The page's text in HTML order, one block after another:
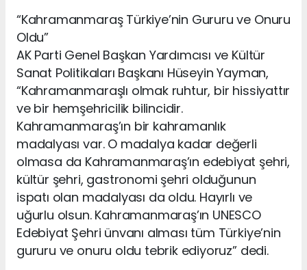
“Kahramanmaraş Türkiye’nin Gururu ve Onuru
Oldu”
AK Parti Genel Başkan Yardımcısı ve Kültür
Sanat Politikaları Başkanı Hüseyin Yayman,
“Kahramanmaraşlı olmak ruhtur, bir hissiyattır
ve bir hemşehricilik bilincidir.
Kahramanmaraş’ın bir kahramanlık
madalyası var. O madalya kadar değerli
olmasa da Kahramanmaraş’ın edebiyat şehri,
kültür şehri, gastronomi şehri olduğunun
ispatı olan madalyası da oldu. Hayırlı ve
uğurlu olsun. Kahramanmaraş’ın UNESCO
Edebiyat Şehri ünvanı alması tüm Türkiye’nin
gururu ve onuru oldu tebrik ediyoruz” dedi.